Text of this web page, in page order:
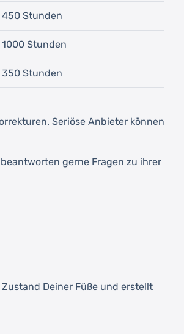
450 Stunden
1000 Stunden
350 Stunden
Seriöse Anbieter können
gerne Fragen zu ihrer
Deiner Füße und erstellt